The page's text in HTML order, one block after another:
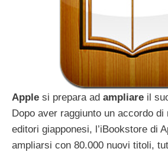
Apple si prepara ad ampliare il
Dopo aver raggiunto un accordo
editori giapponesi, l’iBookstore di
ampliarsi con 80.000 nuovi titoli,